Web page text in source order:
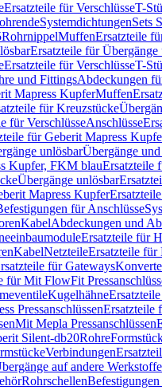
Ersatzteile für VerschlüsseT-
SystemdichtungenSets
RohrnippelMuffenErsatzteile
Ersatzteile für Übergänge
Ersatzteile für VerschlüsseT-
und FittingsAbdeckungen
Mapress KupferMuffen
für Kreuzstücke
für VerschlüsseAnschlüsse
für Geberit Mapress
unlösbarÜbergänge
Kupfer, FKM blauErsatzteile
Übergänge unlösbar
Mapress Kupfer
für Anschlüsse
KabelAbdeckungen und
Ersatzteile für
KabelNetzteileErsatzteile für
für Gateways
für Mit FlowFit
Kugelhähne
PressanschlüssenErsatzteile
Mit Mepla Pressanschlüssen
Silent-db20Rohre
Verbindungen
auf andere Werkstoffe
Rohrschellen